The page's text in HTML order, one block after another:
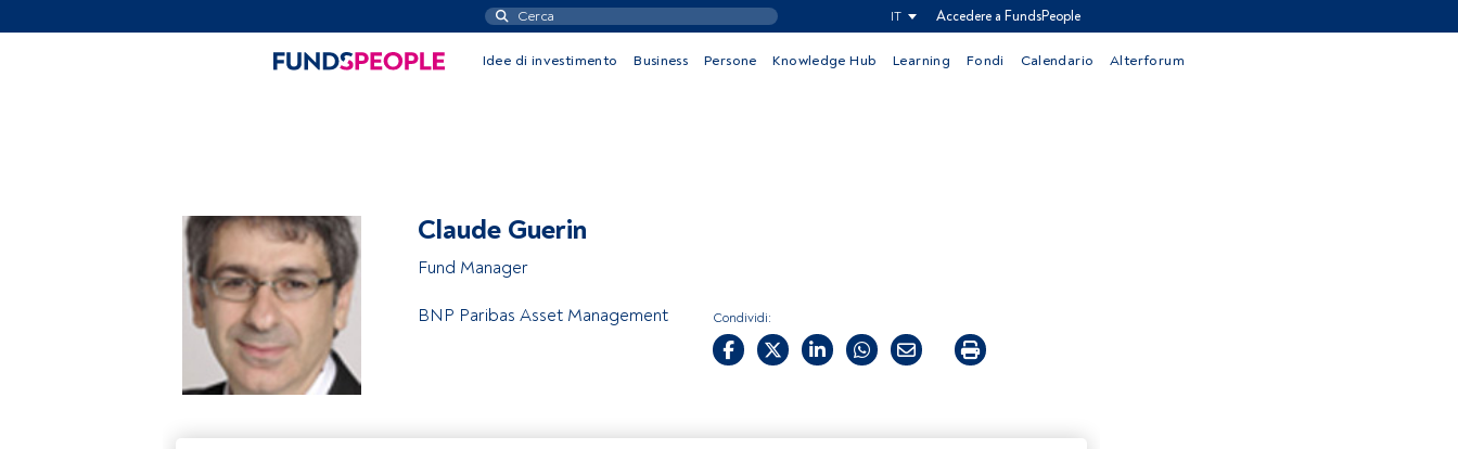
IT Accedere a FundsPeople
Idee di investimento Business Persone Knowledge Hub Learning Fondi Calendario Alterforum
Claude Guerin
Fund Manager
BNP Paribas Asset Management Condividi: